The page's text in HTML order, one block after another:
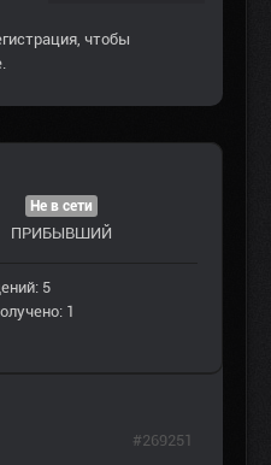
, чтобы
Не в сети
ПРИБЫВШИЙ
5
1
#269251